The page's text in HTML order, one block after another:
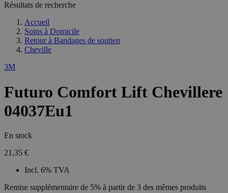
Résultats de recherche
Accueil
Soins à Domicile
Retour à Bandages de soutien
Cheville
3M
Futuro Comfort Lift Chevillere
04037Eu1
En stock
21,35 €
Incl. 6% TVA
Remise supplémentaire de 5% à partir de 3 des mêmes produits